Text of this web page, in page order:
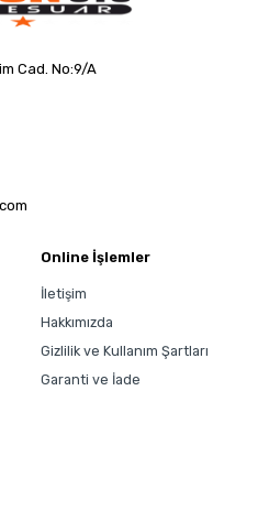
Cad. No:9/A
Online İşlemler
İletişim
Hakkımızda
Gizlilik ve Kullanım Şartları
Garanti ve İade